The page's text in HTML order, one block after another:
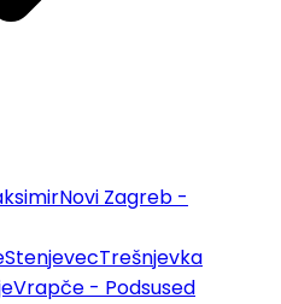
Novi Zagreb -
StenjevecTrešnjevka
Vrapče - Podsused